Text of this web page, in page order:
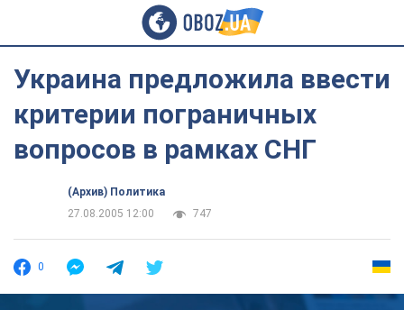
Украина предложила ввести
критерии пограничных
вопросов в рамках СНГ
(Архив) Политика
27.08.2005 12:00
747
0